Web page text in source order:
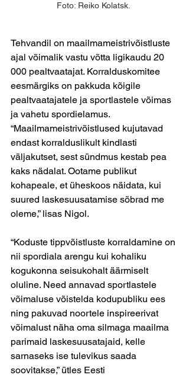
Foto: Reiko Kolatsk.
Tehvandil on maailmameistrivõistluste
ajal võimalik vastu võtta ligikaudu 20
000 pealtvaatajat. Korralduskomitee
eesmärgiks on pakkuda kõigile
pealtvaatajatele ja sportlastele võimas
ja vahetu spordielamus.
“Maailmameistrivõistlused kujutavad
endast korralduslikult kindlasti
väljakutset, sest sündmus kestab pea
kaks nädalat. Ootame publikut
kohapeale, et üheskoos näidata, kui
suured laskesuusatamise sõbrad me
oleme,” lisas Nigol.
“Koduste tippvõistluste korraldamine on
nii spordiala arengu kui kohaliku
kogukonna seisukohalt äärmiselt
oluline. Need annavad sportlastele
võimaluse võistelda kodupubliku ees
ning pakuvad noortele inspireerivat
võimalust näha oma silmaga maailma
parimaid laskesuusatajaid, kelle
sarnaseks ise tulevikus saada
soovitakse,” ütles Eesti